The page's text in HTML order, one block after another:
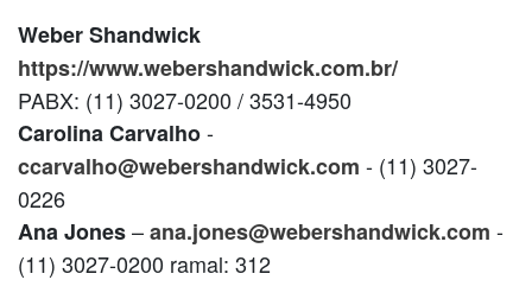
Weber Shandwick
https://www.webershandwick.com.br/
PABX: (11) 3027-0200 / 3531-4950
Carolina Carvalho-
ccarvalho@webershandwick.com - (11) 3027-
0226
Ana Jones–ana.jones@webershandwick.com -
(11) 3027-0200 ramal: 312